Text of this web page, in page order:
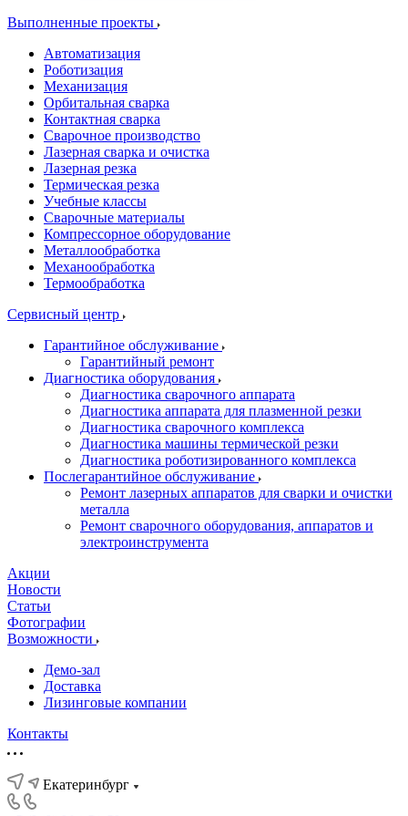
Выполненные проекты
Автоматизация
Роботизация
Механизация
Орбитальная сварка
Контактная сварка
Сварочное производство
Лазерная сварка и очистка
Лазерная резка
Термическая резка
Учебные классы
Сварочные материалы
Компрессорное оборудование
Металлообработка
Механообработка
Термообработка
Сервисный центр
Гарантийное обслуживание
Гарантийный ремонт
Диагностика оборудования
Диагностика сварочного аппарата
Диагностика аппарата для плазменной резки
Диагностика сварочного комплекса
Диагностика машины термической резки
Диагностика роботизированного комплекса
Послегарантийное обслуживание
Ремонт лазерных аппаратов для сварки и очистки
металла
Ремонт сварочного оборудования, аппаратов и
электроинструмента
Акции
Новости
Статьи
Фотографии
Возможности
Демо-зал
Доставка
Лизинговые компании
Контакты
Екатеринбург